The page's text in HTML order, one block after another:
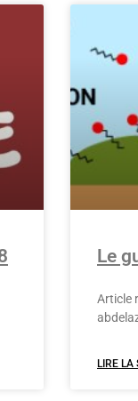
Le
Article
LIRE LA